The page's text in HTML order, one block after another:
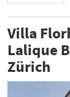
Villa
Lalique
Zürich